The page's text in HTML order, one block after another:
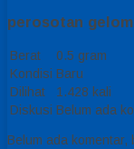
perosotan
Berat
0.5 gram
Kondisi Baru
Dilihat
1.428 kali
Diskusi Belum ada
Belum ada komentar,